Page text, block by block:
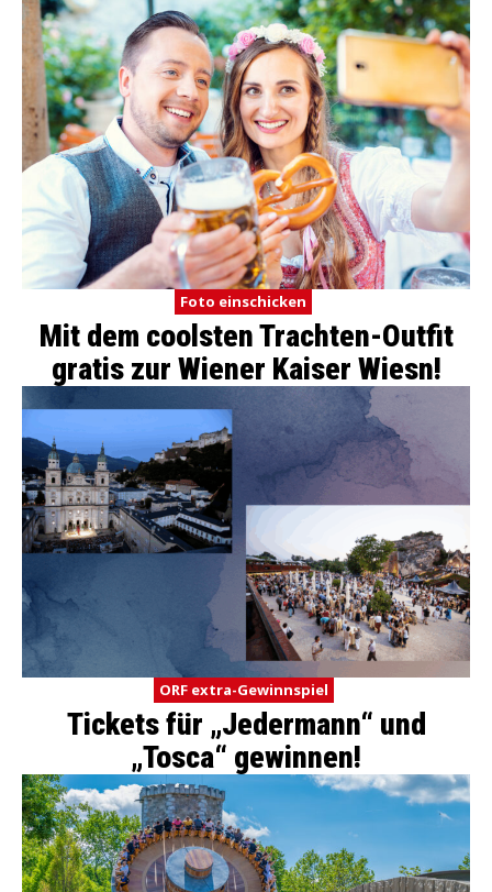
Foto einschicken
Mit dem coolsten Trachten-Outfit
gratis zur Wiener Kaiser Wiesn!
ORF extra-Gewinnspiel
Tickets für „Jedermann“ und
„Tosca“ gewinnen!